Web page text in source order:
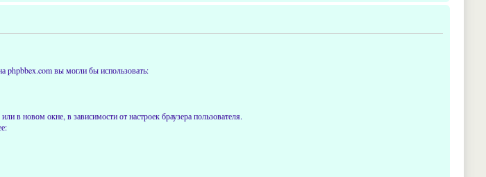
phpbbex.com вы могли бы использовать:
в новом окне, в зависимости от настроек браузера пользователя.